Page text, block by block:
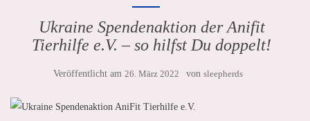
Ukraine Spendenaktion der Anifit
Tierhilfe e.V. – so hilfst Du doppelt!
Veröffentlicht am 26. März 2022 von sleepherds